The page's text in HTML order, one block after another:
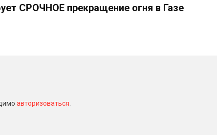
СРОЧНОЕ прекращение огня в Газе
авторизоваться